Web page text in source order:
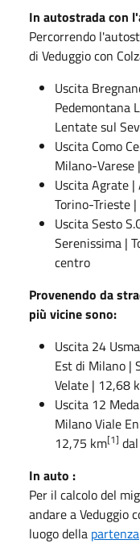
In autostrada con
Percorrendo
di Veduggio con
Uscita
Pedemontana
Lentate sul
Uscita Como
Milano-Varese
UscitaAgrate |
Torino-Trieste
UscitaSesto
Serenissima |
centro
Provenendo da
più vicine sono:
Uscita 24
Est di Milano |
Velate | 12,68
Uscita 12 Meda
Milano Viale
12,75 km[1]
In auto :
Per il calcolo del
andare a Veduggio
luogo della partenza